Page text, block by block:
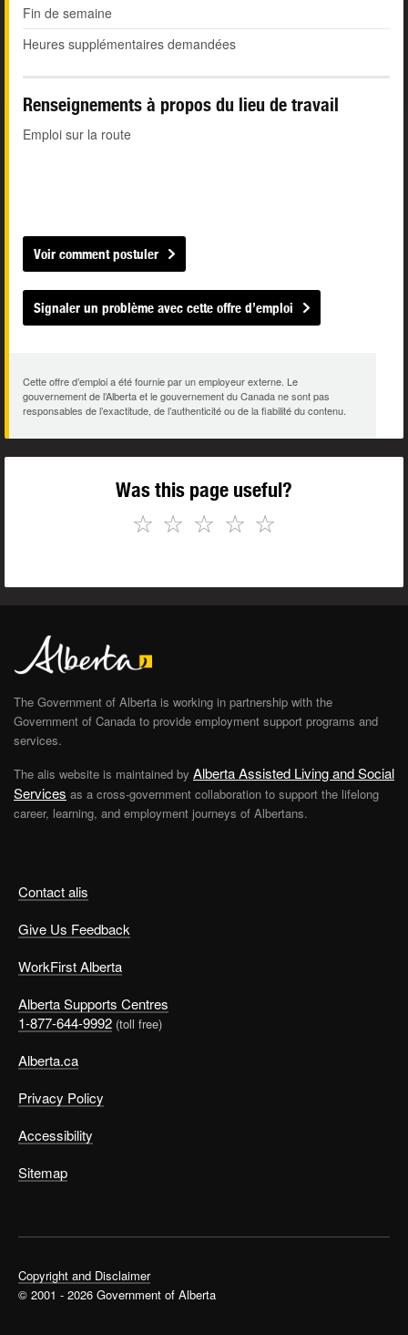
Fin de semaine
Heures supplémentaires demandées
Renseignements à propos du lieu de travail
Emploi sur la route
Voir comment postuler
Signaler un problème avec cette offre d’emploi
Cette offre d’emploi a été fournie par un employeur externe. Le
gouvernement de l’Alberta et le gouvernement du Canada ne sont pas
responsables de l’exactitude, de l’authenticité ou de la fiabilité du contenu.
Was this page useful?
☆
☆
☆
☆
☆
Contact alis
Give Us Feedback
WorkFirst Alberta
Alberta Supports Centres
1-877-644-9992 (toll free)
Alberta.ca
Privacy Policy
Accessibility
Sitemap
The Government of Alberta is working in partnership with the
Government of Canada to provide employment support programs and
services.
The alis website is maintained by Alberta Assisted Living and Social
Services as a cross-government collaboration to support the lifelong
career, learning, and employment journeys of Albertans.
Copyright and Disclaimer
© 2001 - 2026 Government of Alberta